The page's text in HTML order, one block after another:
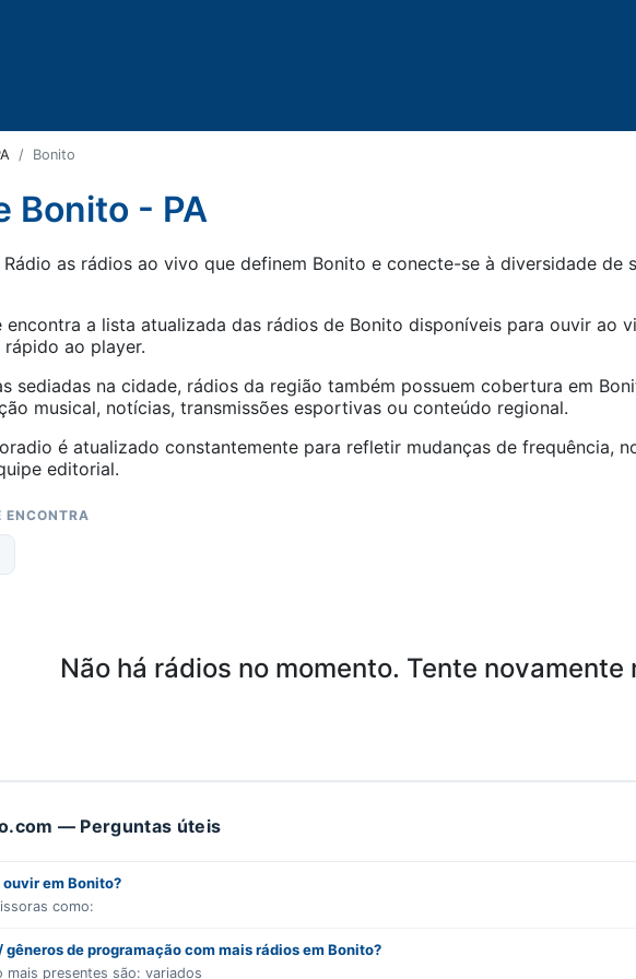
Bonito
Bonito - PA
as rádios ao vivo que definem Bonito e conecte-se à diversidade de
encontra a lista atualizada das rádios de Bonito disponíveis para ouvir ao
ao player.
sediadas na cidade, rádios da região também possuem cobertura em
musical, notícias, transmissões esportivas ou conteúdo regional.
é atualizado constantemente para refletir mudanças de frequência,
editorial.
ENCONTRA
Não há rádios no momento. Tente novamente
— Perguntas úteis
em Bonito?
como:
gêneros de programação com mais rádios em Bonito?
mais presentes são:variados